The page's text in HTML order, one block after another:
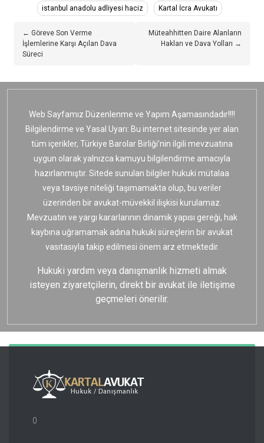
istanbul anadolu adliyesi haciz Kartal İcra Avukatı
← Göreve Son Verme
İşlemlerine Karşı Açılan Dava
Süreci
Müteahhitten Daire Alanların
Hakları ve Dava Yolları →
Web Sayfamız Düzenlenme ve Yapım Aşamasındadır!!!!
Bilgilendirme ve Yasal Uyarı: Bu internet sitesinde yer alan
tüm içerikler, Türkiye Barolar Birliği’nin ilgili mevzuatına
uygun olarak yalnızca kamuyu bilgilendirme amacıyla
hazırlanmıştır. Sitede sunulan bilgiler hukuki mütalaa
veya tavsiye niteliği taşımamakta olup, bu veriler
üzerinden bir avukat-müvekkil ilişkisi kurulamaz.
Mevzuatın ve yargı kararlarının dinamik yapısı gereği, hak
kaybına uğramamak adına hukuki süreçlerin bir avukat
vasıtasıyla takip edilmesi önem arz etmektedir.
Hukuki yardım veya danışmanlık hizmeti almak
isteyen ziyaretçilerin, direkt bir avukat ile iletişime
geçmeleri önerilir.
0